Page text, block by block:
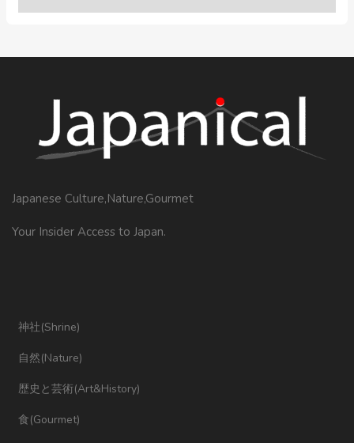
Japanese Culture,Nature,Gourmet
Your Insider Access to Japan.
神社(Shrine)
自然(Nature)
歴史と芸術(Art&History)
食(Gourmet)